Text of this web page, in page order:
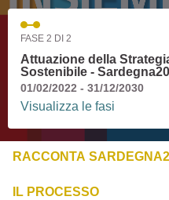
FASE 2 DI 2
Attuazione della
Sostenibile -
01/02/2022 - 31/12/2030
Visualizza le fasi
RACCONTA
IL PROCESSO